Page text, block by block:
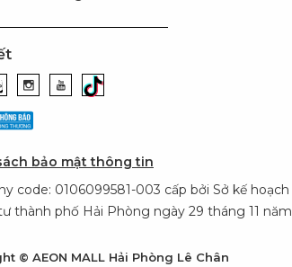
bảo mật thông tin
code: 0106099581-003 cấp bởi Sở kế hoạch
thành phố Hải Phòng ngày 29 tháng 11 năm
© AEON MALL Hải Phòng Lê Chân